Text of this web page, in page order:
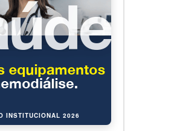
INSTITUCIONAL 2026